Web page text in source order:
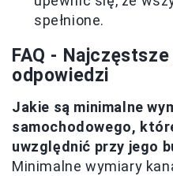
spełnione.
FAQ -
odpowiedzi
Jakie są minimalne
samochodowego,
uwzględnić przy jego
Minimalne wymiary